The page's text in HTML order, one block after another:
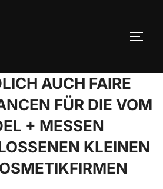
AUCH FAIRE
FÜR DIE VOM
+ MESSEN
KLEINEN